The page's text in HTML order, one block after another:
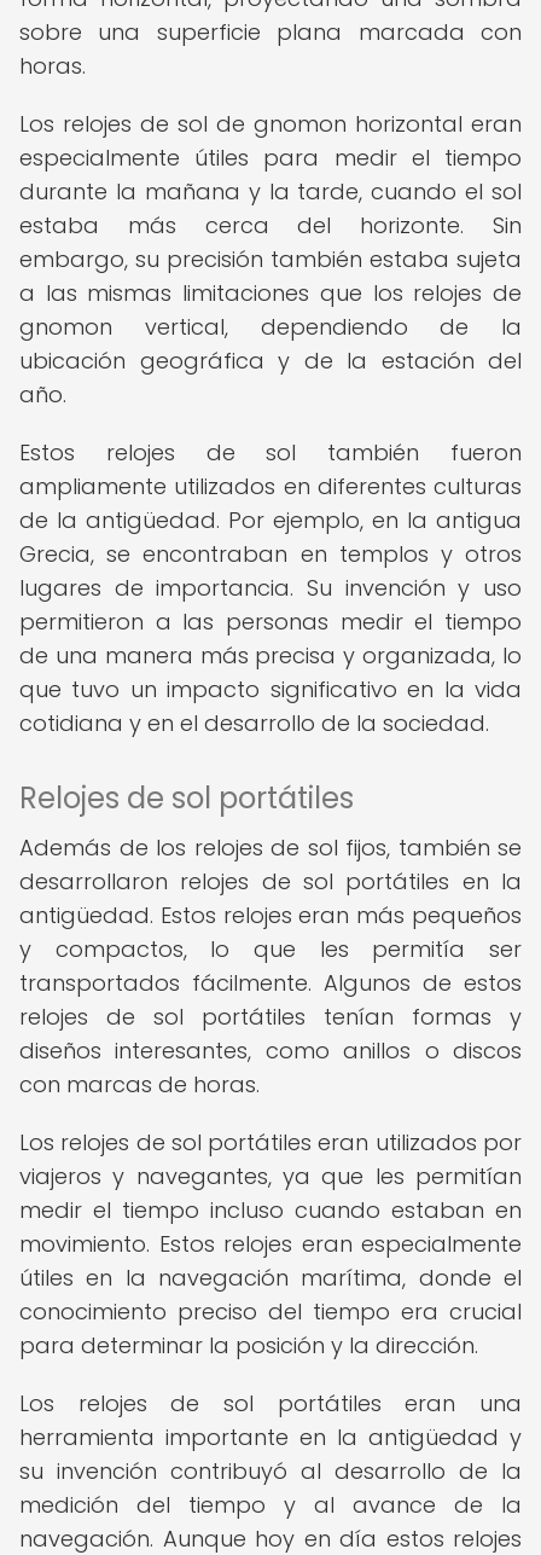
sobre una superficie plana marcada con
horas.
Los relojes de sol de gnomon horizontal eran
especialmente útiles para medir el tiempo
durante la mañana y la tarde, cuando el sol
estaba más cerca del horizonte. Sin
embargo, su precisión también estaba sujeta
a las mismas limitaciones que los relojes de
gnomon vertical, dependiendo de la
ubicación geográfica y de la estación del
año.
Estos relojes de sol también fueron
ampliamente utilizados en diferentes culturas
de la antigüedad. Por ejemplo, en la antigua
Grecia, se encontraban en templos y otros
lugares de importancia. Su invención y uso
permitieron a las personas medir el tiempo
de una manera más precisa y organizada, lo
que tuvo un impacto significativo en la vida
cotidiana y en el desarrollo de la sociedad.
Relojes de sol portátiles
Además de los relojes de sol fijos, también se
desarrollaron relojes de sol portátiles en la
antigüedad. Estos relojes eran más pequeños
y compactos, lo que les permitía ser
transportados fácilmente. Algunos de estos
relojes de sol portátiles tenían formas y
diseños interesantes, como anillos o discos
con marcas de horas.
Los relojes de sol portátiles eran utilizados por
viajeros y navegantes, ya que les permitían
medir el tiempo incluso cuando estaban en
movimiento. Estos relojes eran especialmente
útiles en la navegación marítima, donde el
conocimiento preciso del tiempo era crucial
para determinar la posición y la dirección.
Los relojes de sol portátiles eran una
herramienta importante en la antigüedad y
su invención contribuyó al desarrollo de la
medición del tiempo y al avance de la
navegación. Aunque hoy en día estos relojes